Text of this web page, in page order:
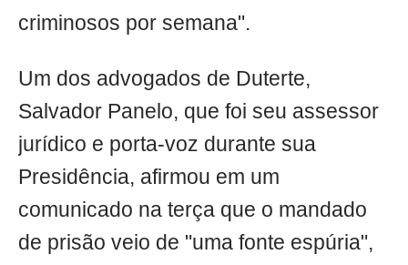
criminosos por semana".
Um dos advogados de Duterte,
Salvador Panelo, que foi seu assessor
jurídico e porta-voz durante sua
Presidência, afirmou em um
comunicado na terça que o mandado
de prisão veio de "uma fonte espúria",